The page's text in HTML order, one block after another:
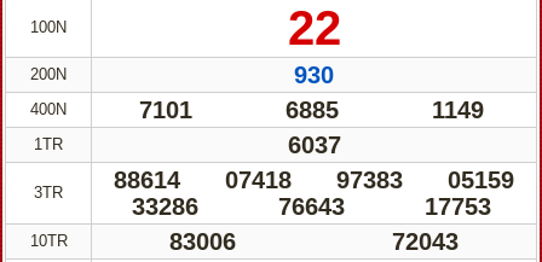
100N 22
200N 930
400N 7101 6885 1149
1TR 6037
3TR 88614 07418 97383
05159
33286
76643 17753
10TR 83006 72043